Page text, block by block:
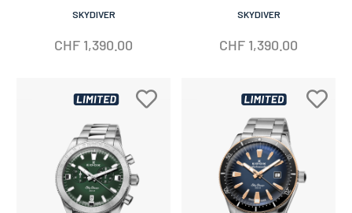
SKYDIVER
CHF 1,390.00
SKYDIVER
CHF 1,390.00